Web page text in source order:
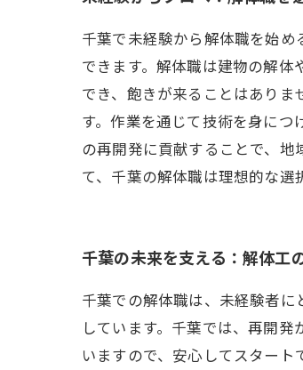
千葉で未経験から解体職を始
できます。解体職は建物の解
でき、飽きが来ることはあり
す。作業を通じて技術を身に
の再開発に貢献することで、
て、千葉の解体職は理想的な選
千葉の未来を支える：解体工
千葉での解体職は、未経験者
しています。千葉では、再開
いますので、安心してスター